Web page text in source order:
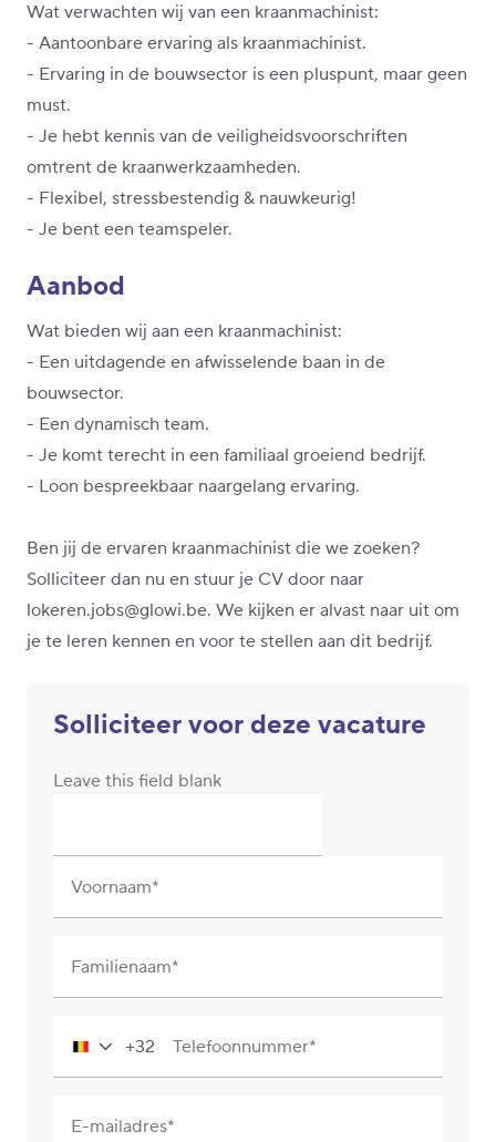
Wat verwachten wij van een kraanmachinist:
- Aantoonbare ervaring als kraanmachinist.
- Ervaring in de bouwsector is een pluspunt, maar geen
must.
- Je hebt kennis van de veiligheidsvoorschriften
omtrent de kraanwerkzaamheden.
- Flexibel, stressbestendig & nauwkeurig!
- Je bent een teamspeler.
Aanbod
Wat bieden wij aan een kraanmachinist:
- Een uitdagende en afwisselende baan in de
bouwsector.
- Een dynamisch team.
- Je komt terecht in een familiaal groeiend bedrijf.
- Loon bespreekbaar naargelang ervaring.
Ben jij de ervaren kraanmachinist die we zoeken?
Solliciteer dan nu en stuur je CV door naar
lokeren.jobs@glowi.be. We kijken er alvast naar uit om
je te leren kennen en voor te stellen aan dit bedrijf.
Solliciteer voor deze vacature
Leave this field blank
Voornaam
Familienaam
Belgium
+32
+32 Telefoonnummer
E-mailadres